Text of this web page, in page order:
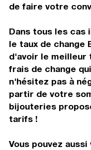
de faire votre
Dans tous les
le taux de change
d'avoir le meilleur
frais de change
n'hésitez pas à
partir de votre
bijouteries
tarifs !
Vous pouvez